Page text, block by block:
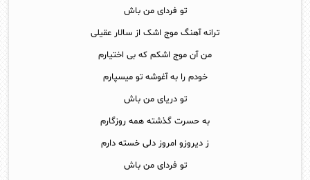
تو فردای من باش
ترانه آهنگ موج اشک از سالار عقیلی
من آن موج اشکم که بی اختیارم
خودم را به آغوشه تو میسپارم
تو دریای من باش
به حسرت گذشته همه روزگارم
ز دیروزو امروز دلی خسته دارم
تو فردای من باش